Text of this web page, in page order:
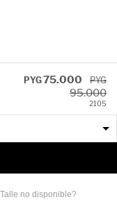
como opciones más
PYG75.000 PYG
95.000
2105
no disponible?